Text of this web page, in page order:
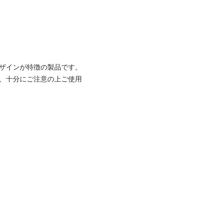
インが特徴の製品です。
十分にご注意の上ご使用